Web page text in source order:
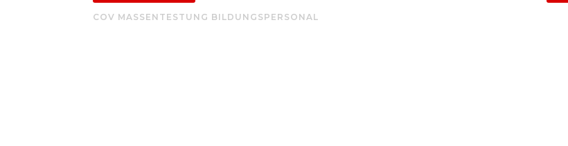
COV MASSENTESTUNG BILDUNGSPERSONAL